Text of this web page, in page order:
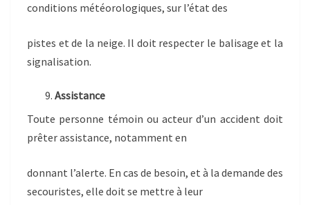
conditions météorologiques, sur l’état des
pistes et de la neige. Il doit respecter le balisage et la
signalisation.
Assistance
Toute personne témoin ou acteur d’un accident doit
prêter assistance, notamment en
donnant l’alerte. En cas de besoin, et à la demande des
secouristes, elle doit se mettre à leur